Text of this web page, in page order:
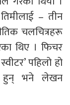
– तीन
चलचित्रहरू
थिए । फिचर
पहिलो हो
हुन् भने लेखन